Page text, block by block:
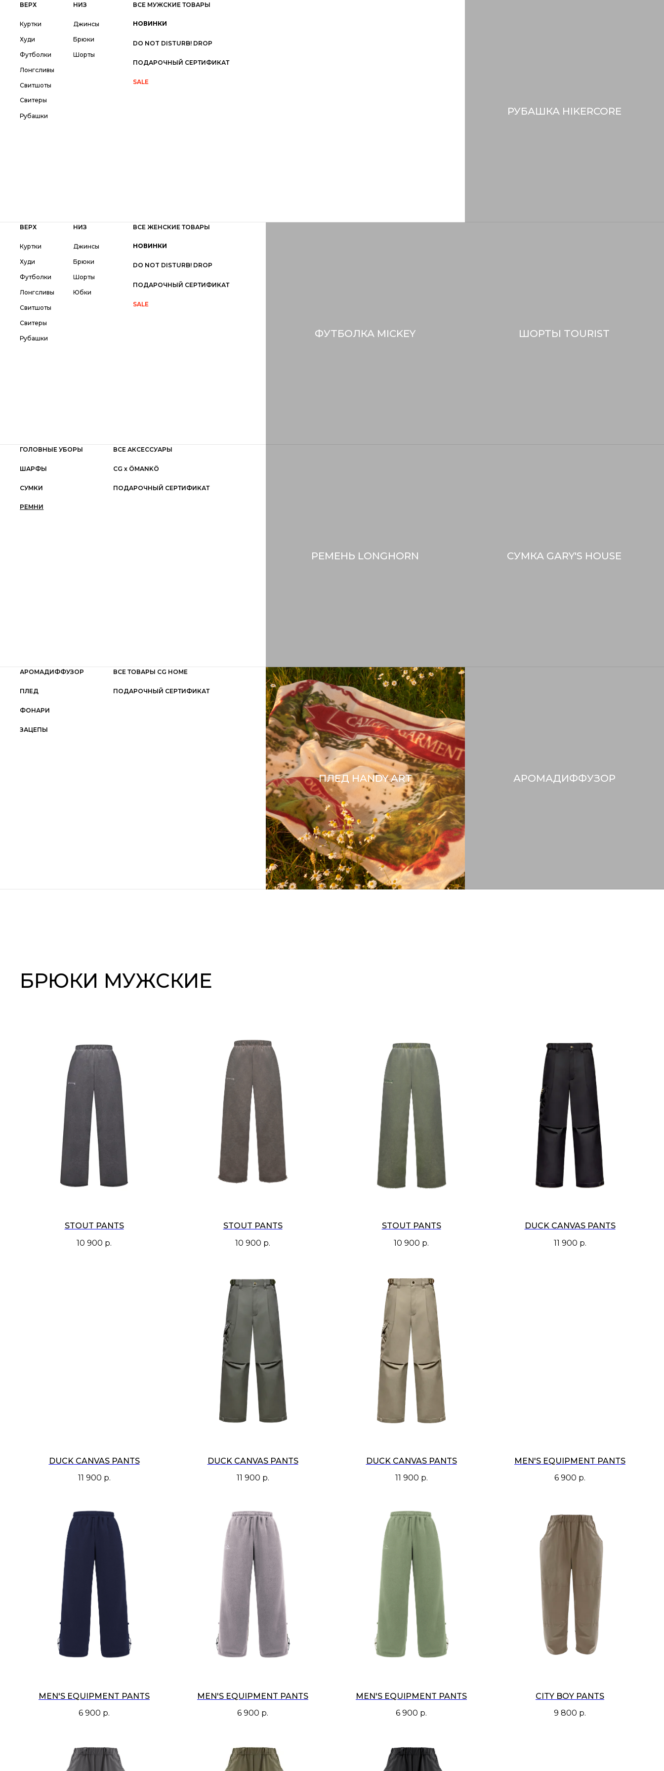
РУБАШКА HIKERCORE
Куртки
Худи
Футболки
Лонгсливы
Свитшоты
Свитеры
Рубашки
Джинсы
Брюки
Шорты
DO NOT DISTURB! DROP
SALE
ПОДАРОЧНЫЙ СЕРТИФИКАТ
НОВИНКИ
ВСЕ МУЖСКИЕ ТОВАРЫ
ВЕРХ НИЗ
ШОРТЫ TOURIST
ФУТБОЛКА MICKEY
Куртки
Худи
Футболки
Лонгсливы
Свитшоты
Рубашки
Свитеры
Джинсы
Брюки
Шорты
Юбки
DO NOT DISTURB! DROP
SALE
ПОДАРОЧНЫЙ СЕРТИФИКАТ
НОВИНКИ
ВСЕ ЖЕНСКИЕ ТОВАРЫ
ВЕРХ НИЗ
СУМКА GARY'S HOUSE
ПОДАРОЧНЫЙ СЕРТИФИКАТ
СG x ÖMANKÖ
ВСЕ АКСЕССУАРЫ
ГОЛОВНЫЕ УБОРЫ
ШАРФЫ
СУМКИ
РЕМНИ
РЕМЕНЬ LONGHORN
ПОДАРОЧНЫЙ СЕРТИФИКАТ
ВСЕ ТОВАРЫ CG HOME
ЗАЦЕПЫ
ФОНАРИ
ПЛЕД
АРОМАДИФФУЗОР
АРОМАДИФФУЗОР
ПЛЕД HANDY ART
БРЮКИ МУЖСКИЕ
STOUT PANTS
10 900 р.
STOUT PANTS
10 900 р.
STOUT PANTS
10 900 р.
DUCK CANVAS PANTS
11 900 р.
DUCK CANVAS PANTS
11 900 р.
DUCK CANVAS PANTS
11 900 р.
DUCK CANVAS PANTS
11 900 р.
MEN'S EQUIPMENT PANTS
6 900 р.
MEN'S EQUIPMENT PANTS
6 900 р.
MEN'S EQUIPMENT PANTS
6 900 р.
MEN'S EQUIPMENT PANTS
6 900 р.
CITY BOY PANTS
9 800 р.